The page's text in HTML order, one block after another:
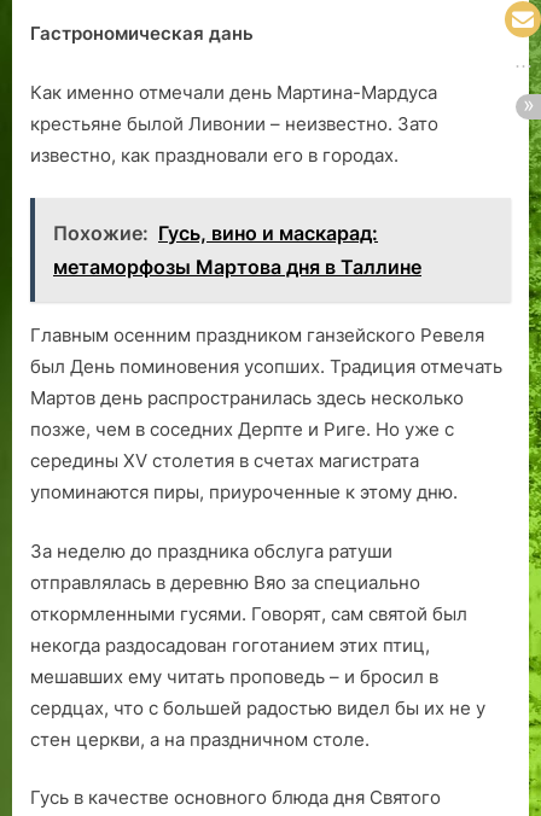
Гастрономическая дань
Как именно отмечали день Мартина-Мардуса
крестьяне былой Ливонии – неизвестно. Зато
известно, как праздновали его в городах.
Похожие: Гусь, вино и маскарад:
метаморфозы Мартова дня в Таллине
Главным осенним праздником ганзейского Ревеля
был День поминовения усопших. Традиция отмечать
Мартов день распространилась здесь несколько
позже, чем в соседних Дерпте и Риге. Но уже с
середины XV столетия в счетах магистрата
упоминаются пиры, приуроченные к этому дню.
За неделю до праздника обслуга ратуши
отправлялась в деревню Вяо за специально
откормленными гусями. Говорят, сам святой был
некогда раздосадован гоготанием этих птиц,
мешавших ему читать проповедь – и бросил в
сердцах, что с большей радостью видел бы их не у
стен церкви, а на праздничном столе.
Гусь в качестве основного блюда дня Святого